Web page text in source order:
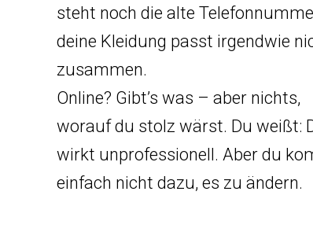
steht noch die alte
deine Kleidung passt irgendwie
zusammen.
Online? Gibt’s was – aber nichts,
worauf du stolz wärst. Du weißt:
wirkt unprofessionell. Aber du
einfach nicht dazu, es zu ändern.